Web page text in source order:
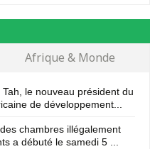
Afrique & Monde
le nouveau président du
de développement...
chambres illégalement
a débuté le samedi 5 ...